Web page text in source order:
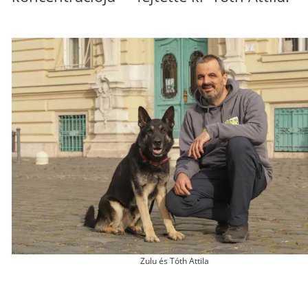
Zulu és Tóth Attila